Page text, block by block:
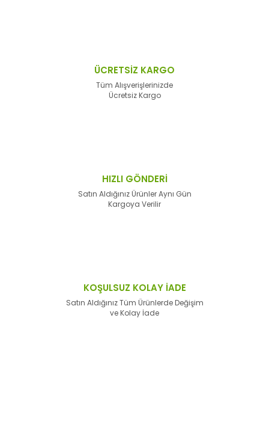
ÜCRETSİZ KARGO
Tüm Alışverişlerinizde
Ücretsiz Kargo
HIZLI GÖNDERİ
Satın Aldığınız Ürünler Aynı Gün
Kargoya Verilir
KOŞULSUZ KOLAY İADE
Satın Aldığınız Tüm Ürünlerde Değişim
ve Kolay İade